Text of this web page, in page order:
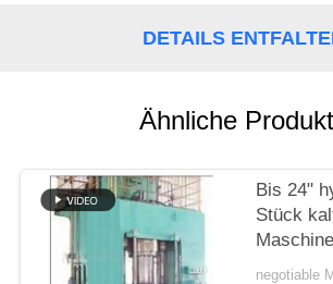
ZITAT
SITEMAP
DETAILS
Ähnliche
Bis 24"
Stück
negotiable